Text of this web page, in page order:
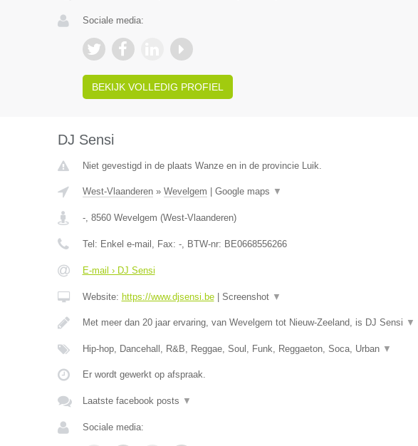
Sociale media:
BEKIJK VOLLEDIG PROFIEL
DJ Sensi
Niet gevestigd in de plaats Wanze en in de provincie Luik.
West-Vlaanderen» Wevelgem Google maps ▼
-, 8560 Wevelgem (West-Vlaanderen)
Tel: Enkel e-mail , Fax: -, BTW-nr: BE0668556266
E-mail › DJ Sensi
Website: https://www.djsensi.be| Screenshot ▼
Met meer dan 20 jaar ervaring, van Wevelgem tot Nieuw-Zeeland, is DJ Sensi ▼
Hip-hop, Dancehall, R&B, Reggae, Soul, Funk, Reggaeton, Soca, Urban ▼
Er wordt gewerkt op afspraak.
Laatste facebook posts ▼
Sociale media: